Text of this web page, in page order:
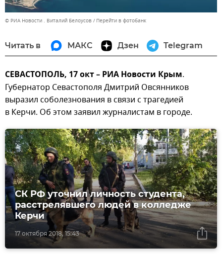
© РИА Новости . Виталий Белоусов Перейти в фотобанк
Читать в МАКС Дзен Telegram
СЕВАСТОПОЛЬ, 17 окт – РИА Новости Крым.
Губернатор Севастополя Дмитрий Овсянников
выразил соболезнования в связи с трагедией
в Керчи. Об этом заявил журналистам в городе.
17 октября 2018, 15:43
СК РФ уточнил личность студента,
расстрелявшего людей в колледже
Керчи